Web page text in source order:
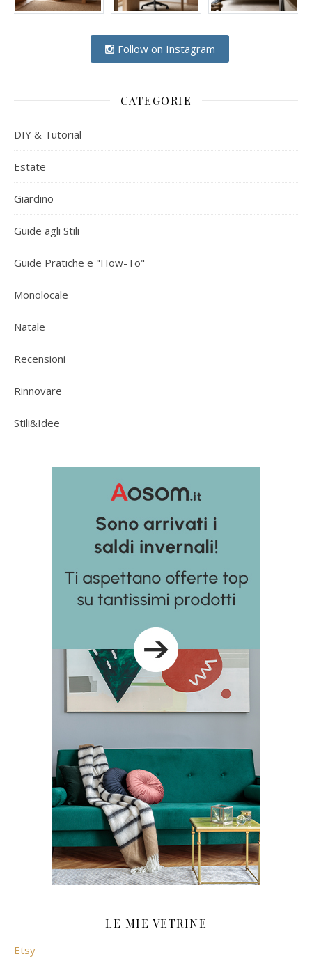
Follow on Instagram
CATEGORIE
DIY & Tutorial
Estate
Giardino
Guide agli Stili
Guide Pratiche e "How-To"
Monolocale
Natale
Recensioni
Rinnovare
Stili&Idee
LE MIE VETRINE
Etsy